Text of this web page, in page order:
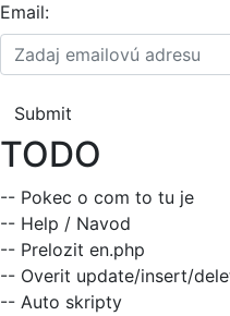
Email:
TODO
-- Pokec o com to tu je
-- Help / Navod
-- Prelozit en.php
-- Overit update/insert/
-- Auto skripty